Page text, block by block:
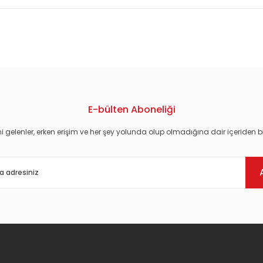
E-bülten Aboneliği
gelenler, erken erişim ve her şey yolunda olup olmadığına dair içeriden